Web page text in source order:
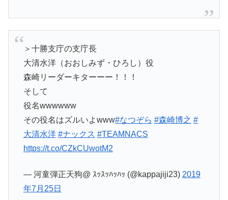
＞十勝支庁の支庁長
大清水洋（おおしみず・ひろし）役
森崎リーダーキターーー！！！
そして
役名wwwwww
その役名はズルいよwww#なつぞら #森崎博之 #
大清水洋 #ナックス #TEAMNACS
https://t.co/CZkCUwotM2
— 河童弾正天狗@ ｽｯｽｯﾊｯﾊｯ (@kappajiji23) 2019
年7月25日